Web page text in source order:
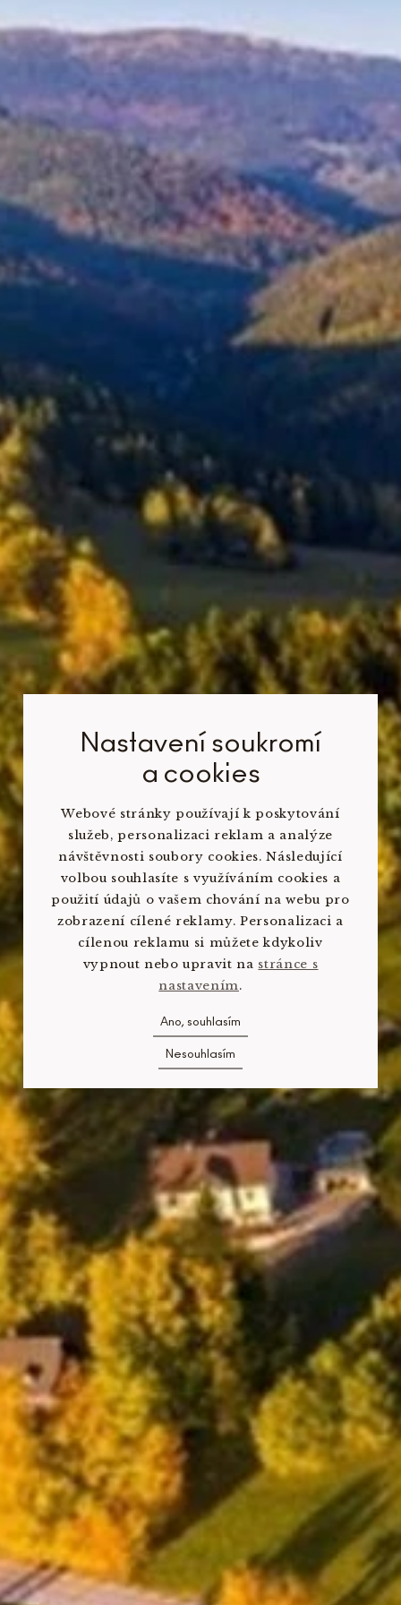
Nastavení soukromí
a cookies
Webové stránky používají k poskytování
služeb, personalizaci reklam a analýze
návštěvnosti soubory cookies. Následující
volbou souhlasíte s využíváním cookies a
použití údajů o vašem chování na webu pro
zobrazení cílené reklamy. Personalizaci a
cílenou reklamu si můžete kdykoliv
vypnout nebo upravit na stránce s
nastavením.
Ano, souhlasím
Nesouhlasím